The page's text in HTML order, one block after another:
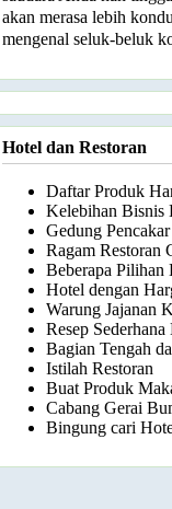
akan merasa lebih
mengenal seluk-beluk
Hotel dan Restoran
Daftar Produk
Kelebihan Bisnis
Gedung
Ragam Restoran
Beberapa
Hotel dengan
Warung Jajanan
Resep
Bagian Tengah
Istilah Restoran
Buat Produk
Cabang Gerai
Bingung cari